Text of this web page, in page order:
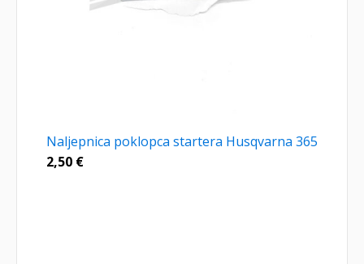
Naljepnica poklopca startera Husqvarna 365
2,50 €